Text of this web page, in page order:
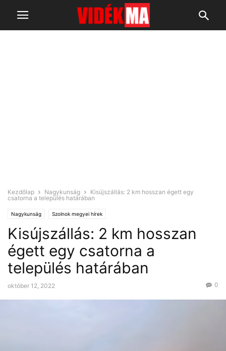
Kezdőlap Nagykunság
Kisújszállás: 2 km hosszan égett egy
csatorna a település határában
Nagykunság Szolnok megyei hírek
Kisújszállás: 2 km hosszan
égett egy csatorna a
település határában
október 12, 2022 0